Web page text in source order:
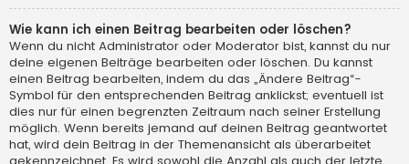
Wie kann ich einen Beitrag bearbeiten oder löschen?
Wenn du nicht Administrator oder Moderator bist, kannst du nur
deine eigenen Beiträge bearbeiten oder löschen. Du kannst
einen Beitrag bearbeiten, indem du das „Ändere Beitrag“-
Symbol für den entsprechenden Beitrag anklickst; eventuell ist
dies nur für einen begrenzten Zeitraum nach seiner Erstellung
möglich. Wenn bereits jemand auf deinen Beitrag geantwortet
hat, wird dein Beitrag in der Themenansicht als überarbeitet